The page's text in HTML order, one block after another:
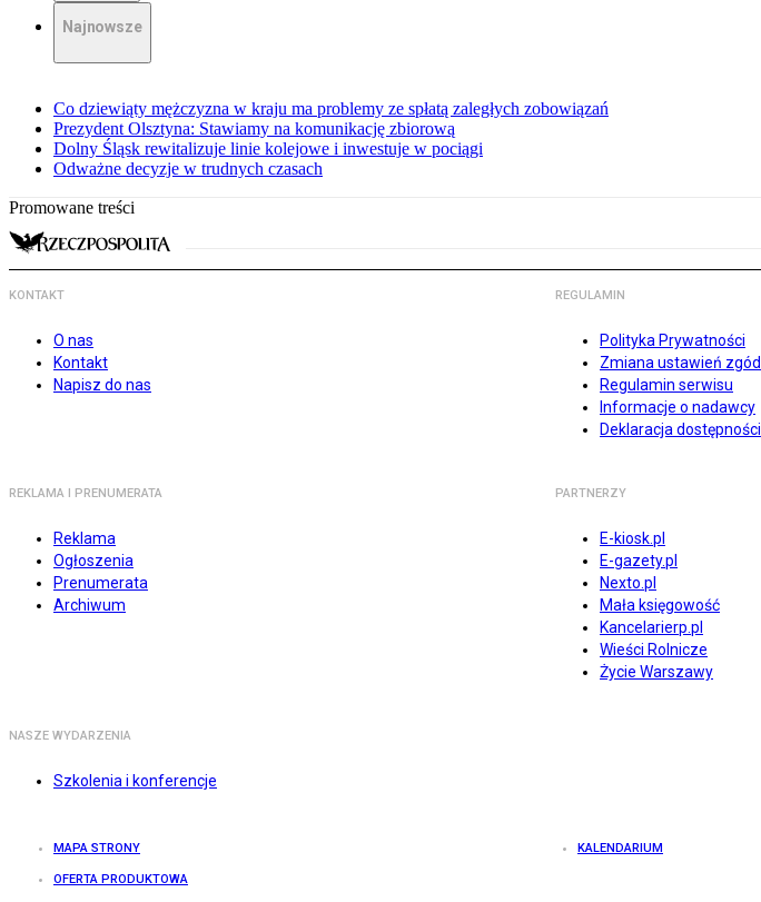
Najnowsze
Co dziewiąty mężczyzna w kraju ma problemy ze spłatą zaległych zobowiązań
Prezydent Olsztyna: Stawiamy na komunikację zbiorową
Dolny Śląsk rewitalizuje linie kolejowe i inwestuje w pociągi
Odważne decyzje w trudnych czasach
Promowane treści
KONTAKT
O nas
Kontakt
Napisz do nas
REGULAMIN
Polityka Prywatności
Zmiana ustawień zgód
Regulamin serwisu
Informacje o nadawcy
Deklaracja dostępności
REKLAMA I PRENUMERATA
Reklama
Ogłoszenia
Prenumerata
Archiwum
PARTNERZY
E-kiosk.pl
E-gazety.pl
Nexto.pl
Mała księgowość
Kancelarierp.pl
Wieści Rolnicze
Życie Warszawy
NASZE WYDARZENIA
Szkolenia i konferencje
MAPA STRONY KALENDARIUM
OFERTA PRODUKTOWA